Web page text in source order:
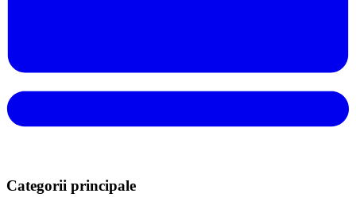
Categorii principale